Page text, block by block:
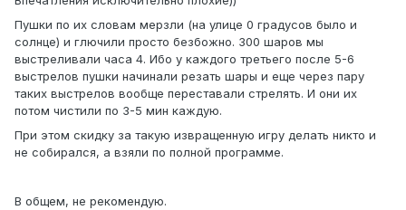
Пушки по их словам мерзли (на улице 0 градусов было и
солнце) и глючили просто безбожно. 300 шаров мы
выстреливали часа 4. Ибо у каждого третьего после 5-6
выстрелов пушки начинали резать шары и еще через пару
таких выстрелов вообще переставали стрелять. И они их
потом чистили по 3-5 мин каждую.
При этом скидку за такую извращенную игру делать никто и
не собирался, а взяли по полной программе.
В общем, не рекомендую.